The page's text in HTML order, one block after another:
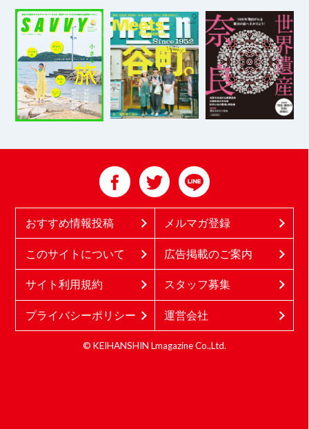
おすすめ情報投稿 メルマガ登録
このサイトについて 広告掲載のご案内
サイト利用規約 スタッフ募集
プライバシーポリシー 運営会社
© KEIHANSHIN Lmagazine Co.,Ltd.